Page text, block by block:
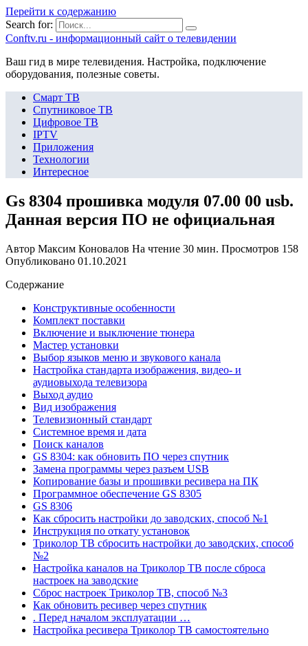
Перейти к содержанию
Search for:
Сonftv.ru - информационный сайт о телевидении
Ваш гид в мире телевидения. Настройка, подключение
оборудования, полезные советы.
Смарт ТВ
Спутниковое ТВ
Цифровое ТВ
IPTV
Приложения
Технологии
Интересное
Gs 8304 прошивка модуля 07.00 00 usb.
Данная версия ПО не официальная
Автор Максим Коновалов На чтение 30 мин. Просмотров 158
Опубликовано 01.10.2021
Содержание
Конструктивные особенности
Комплект поставки
Включение и выключение тюнера
Мастер установки
Выбор языков меню и звукового канала
Настройка стандарта изображения, видео- и
аудиовыхода телевизора
Выход аудио
Вид изображения
Телевизионный стандарт
Системное время и дата
Поиск каналов
GS 8304: как обновить ПО через спутник
Замена программы через разъем USB
Копирование базы и прошивки ресивера на ПК
Программное обеспечение GS 8305
GS 8306
Как сбросить настройки до заводских, способ №1
Инструкция по откату установок
Триколор ТВ сбросить настройки до заводских, способ
№2
Настройка каналов на Триколор ТВ после сброса
настроек на заводские
Сброс настроек Триколор ТВ, способ №3
Как обновить ресивер через спутник
. Перед началом эксплуатации …
Настройка ресивера Триколор ТВ самостоятельно